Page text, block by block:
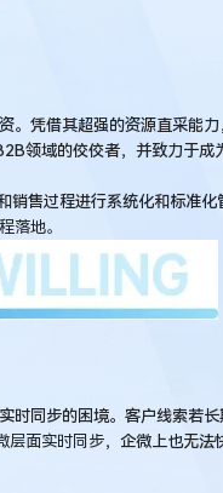
凭借其超强的资源直采能
领域的佼佼者，并致力于成
售过程进行系统化和标准化
落地。
同步的困境。客户线索若
层面实时同步，企微上也无法